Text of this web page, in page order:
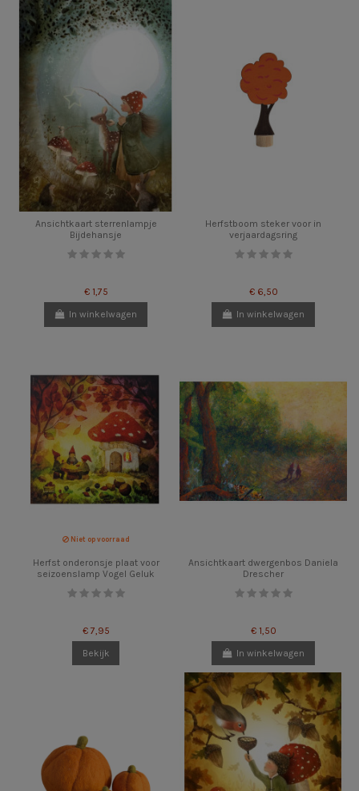
Ansichtkaart sterrenlampje
Bijdehansje
€ 1,75
In winkelwagen
Herfstboom steker voor in
verjaardagsring
€ 6,50
In winkelwagen
Niet op voorraad
Herfst onderonsje plaat voor
seizoenslamp Vogel Geluk
€ 7,95
Bekijk
Ansichtkaart dwergenbos Daniela
Drescher
€ 1,50
In winkelwagen